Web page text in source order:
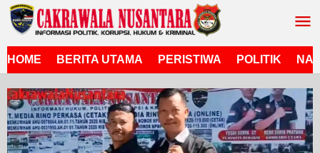
Lewati
ke
HOME
BERITA UTAMA PERISTIWA POLITIK